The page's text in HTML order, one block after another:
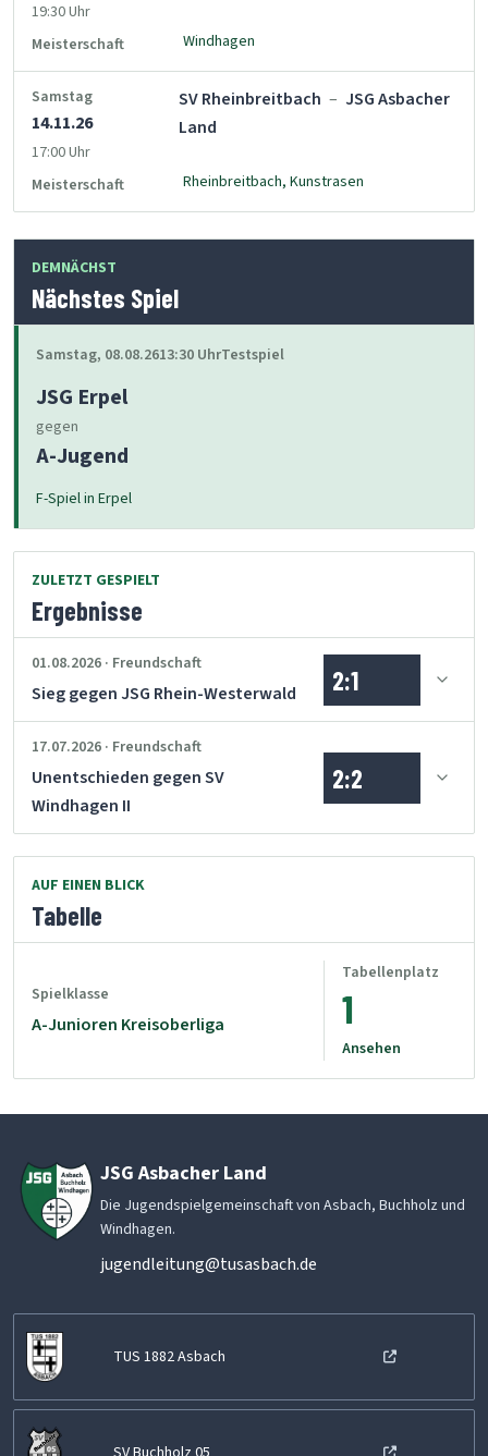
19:30 Uhr
Meisterschaft Windhagen
Samstag
14.11.26
17:00 Uhr
SV Rheinbreitbach – JSG Asbacher
Land
Meisterschaft Rheinbreitbach, Kunstrasen
DEMNÄCHST
Nächstes Spiel
Samstag, 08.08.2613:30 UhrTestspiel
JSG Erpel
gegen
A-Jugend
F-Spiel in Erpel
ZULETZT GESPIELT
Ergebnisse
01.08.2026 · Freundschaft
Sieg gegen JSG Rhein-Westerwald 2:1
17.07.2026 · Freundschaft
Unentschieden gegen SV
Windhagen II
2:2
AUF EINEN BLICK
Tabelle
Spielklasse
A-Junioren Kreisoberliga
Tabellenplatz
1
Ansehen
JSG Asbacher Land
Die Jugendspielgemeinschaft von Asbach, Buchholz und
Windhagen.
jugendleitung@tusasbach.de
TUS 1882 Asbach